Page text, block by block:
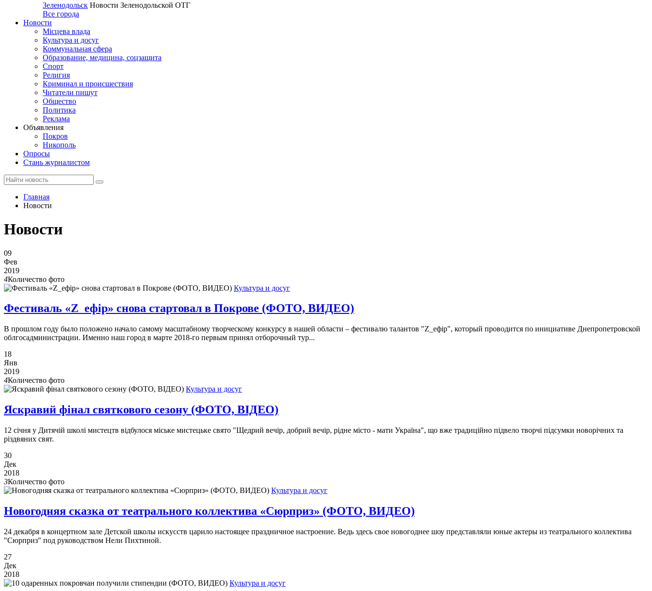
Зеленодольск Новости Зеленодольской ОТГ
Все города
Новости
Місцева влада
Культура и досуг
Коммунальная сфера
Образование, медицина, соцзащита
Спорт
Религия
Криминал и происшествия
Читатели пишут
Общество
Политика
Реклама
Объявления
Покров
Никополь
Опросы
Стань журналистом
Главная
Новости
Новости
09
Фев
2019
4Количество фото
Культура и досуг
Фестиваль «Z_ефір» снова стартовал в Покрове (ФОТО, ВИДЕО)
В прошлом году было положено начало самому масштабному творческому конкурсу в нашей области – фестивалю талантов "Z_ефір", который проводится по инициативе Днепропетровской
облгосадминистрации. Именно наш город в марте 2018-го первым принял отборочный тур...
18
Янв
2019
4Количество фото
Культура и досуг
Яскравий фінал святкового сезону (ФОТО, ВІДЕО)
12 січня у Дитячій школі мистецтв відбулося міське мистецьке свято "Щедрий вечір, добрий вечір, рідне місто - мати Україна", що вже традиційно підвело творчі підсумки новорічних та
різдвяних свят.
30
Дек
2018
3Количество фото
Культура и досуг
Новогодняя сказка от театрального коллектива «Сюрприз» (ФОТО, ВИДЕО)
24 декабря в концертном зале Детской школы искусств царило настоящее праздничное настроение. Ведь здесь свое новогоднее шоу представляли юные актеры из театрального коллектива
"Сюрприз" под руководством Нели Пихтиной.
27
Дек
2018
Культура и досуг